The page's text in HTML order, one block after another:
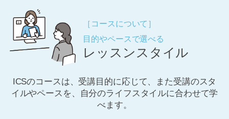
［コースについて］
目的やペースで選べる
レッスンスタイル
ICSのコースは、受講目的に応じて、また受講のスタ
イルやペースを、自分のライフスタイルに合わせて学
べます。